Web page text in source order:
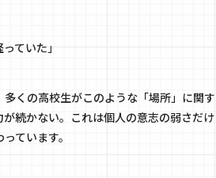
ていた」
くの高校生がこのような「場所」に関す
続かない。これは個人の意志の弱さだけ
ています。